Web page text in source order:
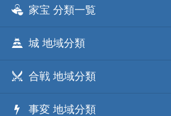
家宝 分類一覧
城 地域分類
合戦 地域分類
事変 地域分類